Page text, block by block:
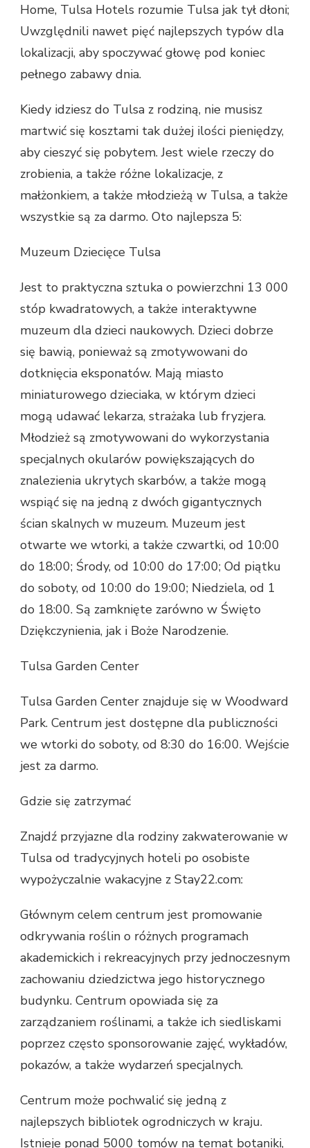
Home, Tulsa Hotels rozumie Tulsa jak tył dłoni;
Uwzględnili nawet pięć najlepszych typów dla
lokalizacji, aby spoczywać głowę pod koniec
pełnego zabawy dnia.
Kiedy idziesz do Tulsa z rodziną, nie musisz
martwić się kosztami tak dużej ilości pieniędzy,
aby cieszyć się pobytem. Jest wiele rzeczy do
zrobienia, a także różne lokalizacje, z
małżonkiem, a także młodzieżą w Tulsa, a także
wszystkie są za darmo. Oto najlepsza 5:
Muzeum Dziecięce Tulsa
Jest to praktyczna sztuka o powierzchni 13 000
stóp kwadratowych, a także interaktywne
muzeum dla dzieci naukowych. Dzieci dobrze
się bawią, ponieważ są zmotywowani do
dotknięcia eksponatów. Mają miasto
miniaturowego dzieciaka, w którym dzieci
mogą udawać lekarza, strażaka lub fryzjera.
Młodzież są zmotywowani do wykorzystania
specjalnych okularów powiększających do
znalezienia ukrytych skarbów, a także mogą
wspiąć się na jedną z dwóch gigantycznych
ścian skalnych w muzeum. Muzeum jest
otwarte we wtorki, a także czwartki, od 10:00
do 18:00; Środy, od 10:00 do 17:00; Od piątku
do soboty, od 10:00 do 19:00; Niedziela, od 1
do 18:00. Są zamknięte zarówno w Święto
Dziękczynienia, jak i Boże Narodzenie.
Tulsa Garden Center
Tulsa Garden Center znajduje się w Woodward
Park. Centrum jest dostępne dla publiczności
we wtorki do soboty, od 8:30 do 16:00. Wejście
jest za darmo.
Gdzie się zatrzymać
Znajdź przyjazne dla rodziny zakwaterowanie w
Tulsa od tradycyjnych hoteli po osobiste
wypożyczalnie wakacyjne z Stay22.com:
Głównym celem centrum jest promowanie
odkrywania roślin o różnych programach
akademickich i rekreacyjnych przy jednoczesnym
zachowaniu dziedzictwa jego historycznego
budynku. Centrum opowiada się za
zarządzaniem roślinami, a także ich siedliskami
poprzez często sponsorowanie zajęć, wykładów,
pokazów, a także wydarzeń specjalnych.
Centrum może pochwalić się jedną z
najlepszych bibliotek ogrodniczych w kraju.
Istnieje ponad 5000 tomów na temat botaniki,